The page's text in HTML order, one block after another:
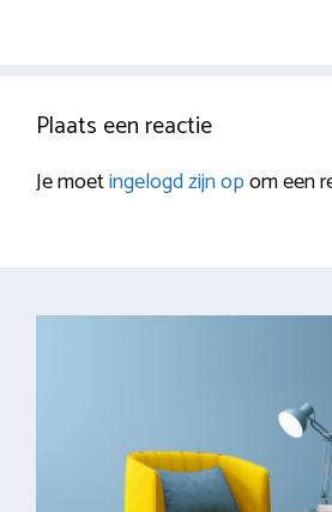
Plaats een reactie
Je moetingelogd zijn opom een